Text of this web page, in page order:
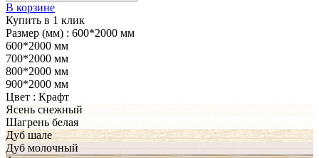
В корзине
Купить в 1 клик
Размер (мм) : 600*2000 мм
600*2000 мм
700*2000 мм
800*2000 мм
900*2000 мм
Цвет : Крафт
Ясень снежный
Шагрень белая
Дуб шале
Дуб молочный